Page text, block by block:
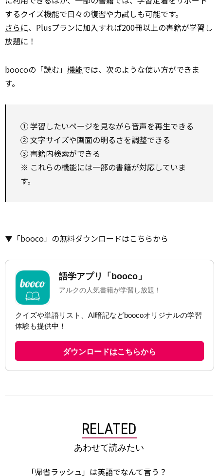
するクイズ機能で日々の復習や力試しも可能です。
さらに、Plusプランに加入すれば200冊以上の書籍が学習し
放題に！
boocoの「読む」 機能では、次のような使い方ができま
す。
① 学習したいページを見ながら音声を再生できる
② 文字サイズや画面の明るさを調整できる
③ 書籍内検索ができる
※ これらの機能には一部の書籍が対応していま
す。
▼「booco」の無料ダウンロードはこちらから
RELATED
あわせて読みたい
「帰省ラッシュ」は英語でなんて言う？